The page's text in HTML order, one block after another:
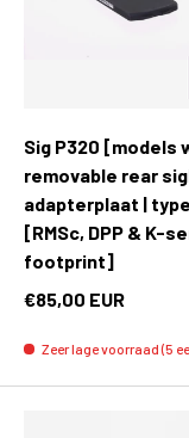
Sig P320 [models
removable rear
adapterplaat |
[RMSc, DPP & K-
footprint]
€85,00 EUR
Zeer lage voorraad (5